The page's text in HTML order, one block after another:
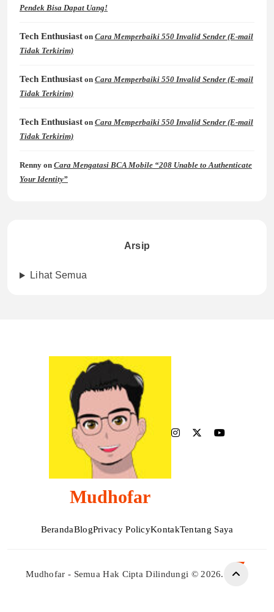
Pendek Bisa Dapat Uang!
Tech Enthusiast on Cara Memperbaiki 550 Invalid Sender (E-mail
Tidak Terkirim)
Tech Enthusiast on Cara Memperbaiki 550 Invalid Sender (E-mail
Tidak Terkirim)
Tech Enthusiast on Cara Memperbaiki 550 Invalid Sender (E-mail
Tidak Terkirim)
Renny on Cara Mengatasi BCA Mobile “208 Unable to Authenticate
Your Identity”
Arsip
Lihat Semua
Mudhofar
BerandaBlogPrivacy PolicyKontakTentang Saya
Mudhofar - Semua Hak Cipta Dilindungi © 2026.